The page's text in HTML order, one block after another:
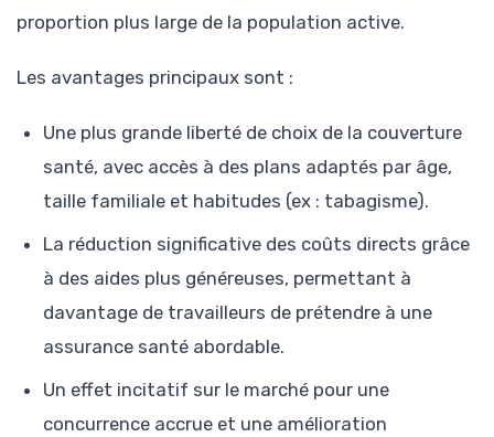
proportion plus large de la population active.
Les avantages principaux sont :
Une plus grande liberté de choix de la couverture
santé, avec accès à des plans adaptés par âge,
taille familiale et habitudes (ex : tabagisme).
La réduction significative des coûts directs grâce
à des aides plus généreuses, permettant à
davantage de travailleurs de prétendre à une
assurance santé abordable.
Un effet incitatif sur le marché pour une
concurrence accrue et une amélioration